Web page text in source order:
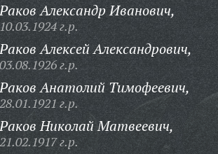
Александр Иванович,
г.р.
Алексей Александрович,
03.08.1926 г.р.
Анатолий Тимофеевич,
28.01.1921 г.р.
Николай Матвеевич,
21.02.1917 г.р.